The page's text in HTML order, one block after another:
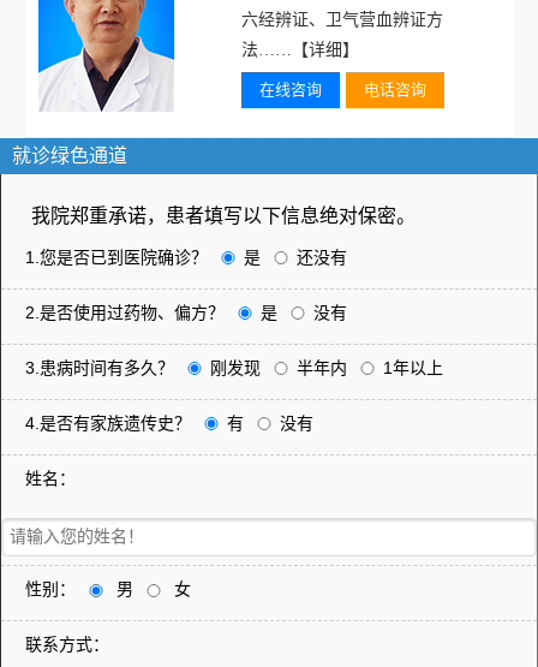
六经辨证、卫气营血辨证方
法……
【详细】
在线咨询 电话咨询
就诊绿色通道
我院郑重承诺，患者填写以下信息绝对保密。
1.您是否已到医院确诊？ 是 还没有
2.是否使用过药物、偏方？ 是 没有
3.患病时间有多久？ 刚发现 半年内 1年以上
4.是否有家族遗传史？ 有 没有
姓名：
性别： 男 女
联系方式：